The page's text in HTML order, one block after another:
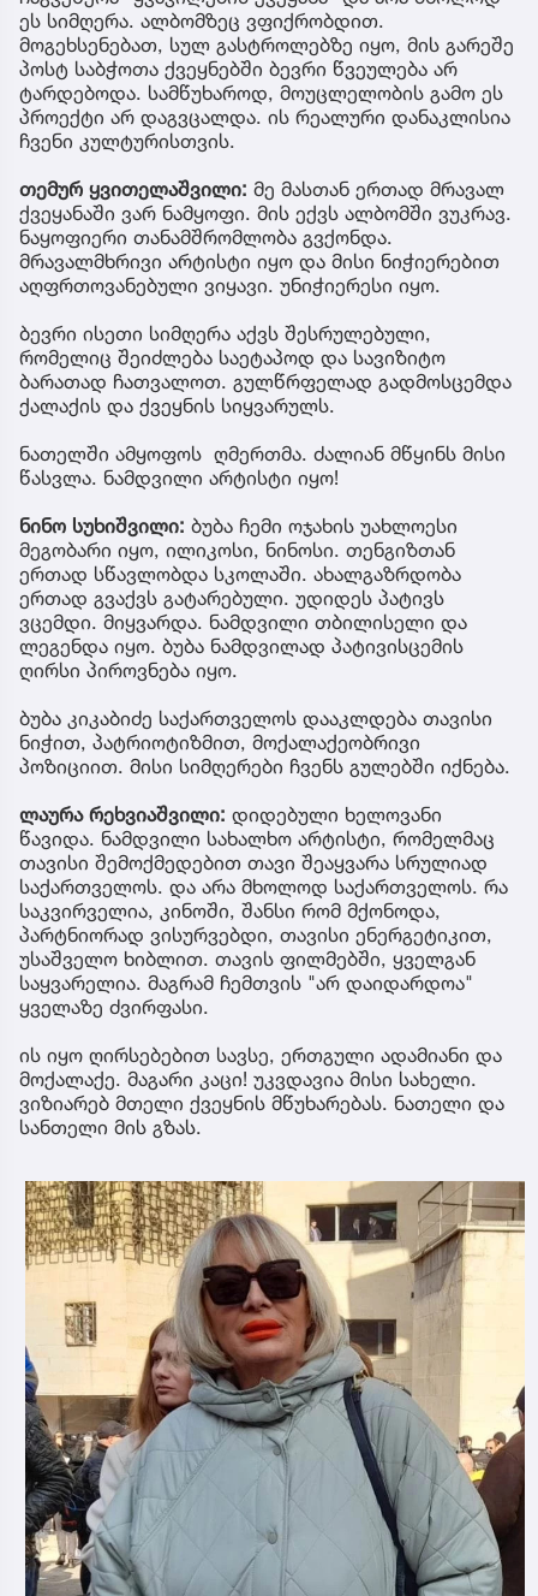
ეს სიმღერა. ალბომზეც ვფიქრობდით.
მოგეხსენებათ, სულ გასტროლებზე იყო, მის გარეშე
პოსტ საბჭოთა ქვეყნებში ბევრი წვეულება არ
ტარდებოდა. სამწუხაროდ, მოუცლელობის გამო ეს
პროექტი არ დაგვცალდა. ის რეალური დანაკლისია
ჩვენი კულტურისთვის.
თემურ ყვითელაშვილი: მე მასთან ერთად მრავალ
ქვეყანაში ვარ ნამყოფი. მის ექვს ალბომში ვუკრავ.
ნაყოფიერი თანამშრომლობა გვქონდა.
მრავალმხრივი არტისტი იყო და მისი ნიჭიერებით
აღფრთოვანებული ვიყავი. უნიჭიერესი იყო.
ბევრი ისეთი სიმღერა აქვს შესრულებული,
რომელიც შეიძლება საეტაპოდ და სავიზიტო
ბარათად ჩათვალოთ. გულწრფელად გადმოსცემდა
ქალაქის და ქვეყნის სიყვარულს.
ნათელში ამყოფოს ღმერთმა. ძალიან მწყინს მისი
წასვლა. ნამდვილი არტისტი იყო!
ნინო სუხიშვილი: ბუბა ჩემი ოჯახის უახლოესი
მეგობარი იყო, ილიკოსი, ნინოსი. თენგიზთან
ერთად სწავლობდა სკოლაში. ახალგაზრდობა
ერთად გვაქვს გატარებული. უდიდეს პატივს
ვცემდი. მიყვარდა. ნამდვილი თბილისელი და
ლეგენდა იყო. ბუბა ნამდვილად პატივისცემის
ღირსი პიროვნება იყო.
ბუბა კიკაბიძე საქართველოს დააკლდება თავისი
ნიჭით, პატრიოტიზმით, მოქალაქეობრივი
პოზიციით. მისი სიმღერები ჩვენს გულებში იქნება.
ლაურა რეხვიაშვილი: დიდებული ხელოვანი
წავიდა. ნამდვილი სახალხო არტისტი, რომელმაც
თავისი შემოქმედებით თავი შეაყვარა სრულიად
საქართველოს. და არა მხოლოდ საქართველოს. რა
საკვირველია, კინოში, შანსი რომ მქონოდა,
პარტნიორად ვისურვებდი, თავისი ენერგეტიკით,
უსაშველო ხიბლით. თავის ფილმებში, ყველგან
საყვარელია. მაგრამ ჩემთვის "არ დაიდარდოა"
ყველაზე ძვირფასი.
ის იყო ღირსებებით სავსე, ერთგული ადამიანი და
მოქალაქე. მაგარი კაცი! უკვდავია მისი სახელი.
ვიზიარებ მთელი ქვეყნის მწუხარებას. ნათელი და
სანთელი მის გზას.